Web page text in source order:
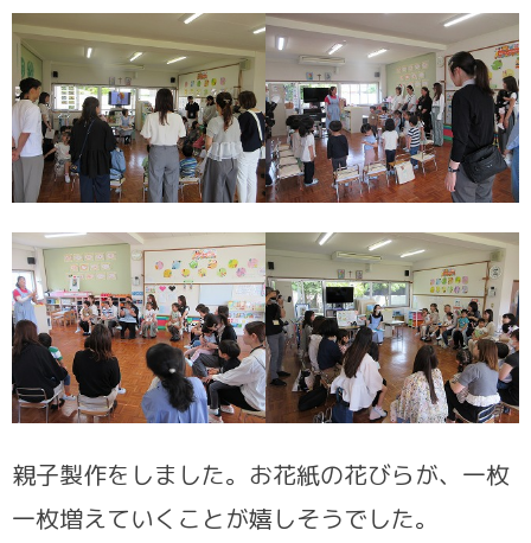
親子製作をしました。お花紙の花びらが、一枚
一枚増えていくことが嬉しそうでした。